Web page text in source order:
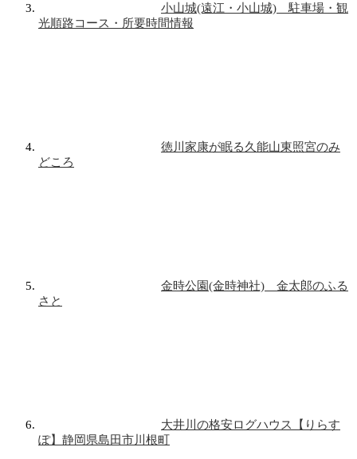
小山城(遠江・小山城) 駐車場・観
光順路コース・所要時間情報
徳川家康が眠る久能山東照宮のみ
どころ
金時公園(金時神社) 金太郎のふる
さと
大井川の格安ログハウス【りらす
ぽ】静岡県島田市川根町